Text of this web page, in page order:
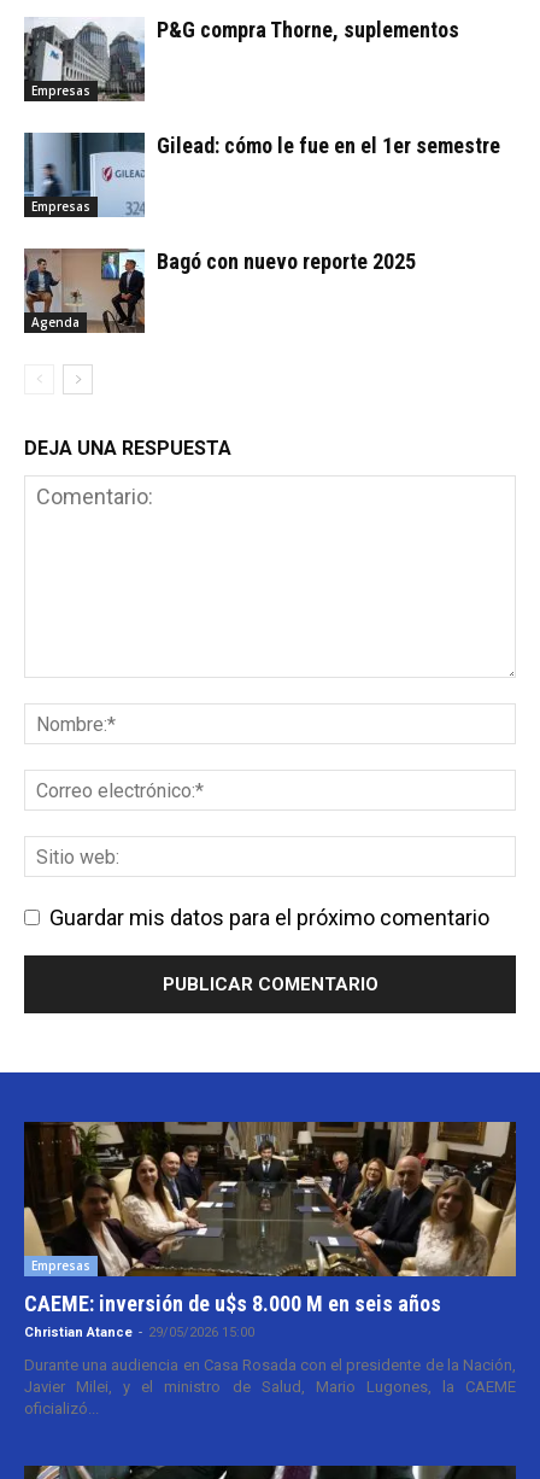
Empresas
P&G compra Thorne, suplementos
Empresas
Gilead: cómo le fue en el 1er semestre
Agenda
Bagó con nuevo reporte 2025
DEJA UNA RESPUESTA
Guardar mis datos para el próximo comentario
Empresas
CAEME: inversión de u$s 8.000 M en seis años
Christian Atance - 29/05/2026 15:00
Durante una audiencia en Casa Rosada con el presidente de la Nación,
Javier Milei, y el ministro de Salud, Mario Lugones, la CAEME
oficializó...